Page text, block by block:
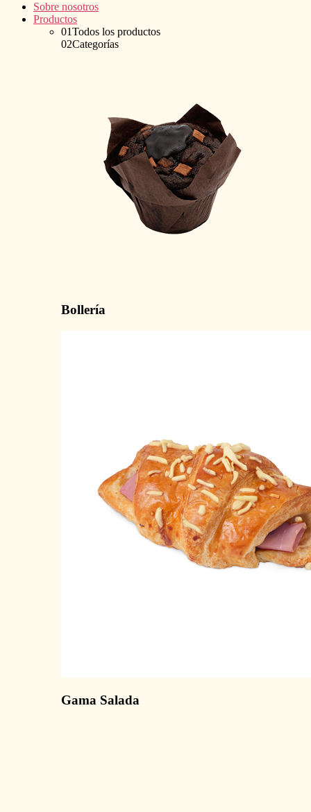
Sobre nosotros
Productos
01Todos los productos
02Categorías
Bollería
Gama Salada